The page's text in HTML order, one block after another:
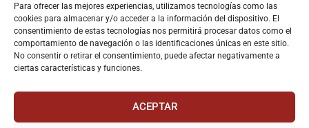
Para ofrecer las mejores experiencias, utilizamos tecnologías como las
cookies para almacenar y/o acceder a la información del dispositivo. El
consentimiento de estas tecnologías nos permitirá procesar datos como el
comportamiento de navegación o las identificaciones únicas en este sitio.
No consentir o retirar el consentimiento, puede afectar negativamente a
ciertas características y funciones.
ACEPTAR
Reproductor
de
vídeo